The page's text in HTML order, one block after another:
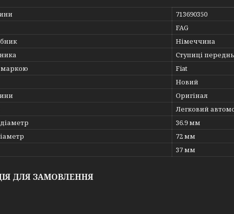
713690350
FAG
Німеччина
Ступиці
маркою
Fiat
Новий
Оригінал
Легковий
36.9 мм
72 мм
37 мм
ДЛЯ ЗАМОВЛЕННЯ